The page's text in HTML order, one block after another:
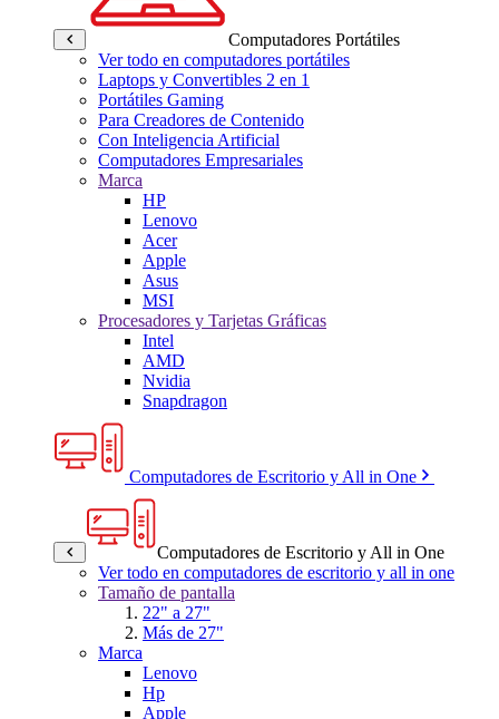
Computadores Portátiles
Ver todo en computadores portátiles
Laptops y Convertibles 2 en 1
Portátiles Gaming
Para Creadores de Contenido
Con Inteligencia Artificial
Computadores Empresariales
Marca
HP
Lenovo
Acer
Apple
Asus
MSI
Procesadores y Tarjetas Gráficas
Intel
AMD
Nvidia
Snapdragon
Computadores de Escritorio y All in One
Computadores de Escritorio y All in One
Ver todo en computadores de escritorio y all in one
Tamaño de pantalla
22" a 27"
Más de 27"
Marca
Lenovo
Hp
Apple